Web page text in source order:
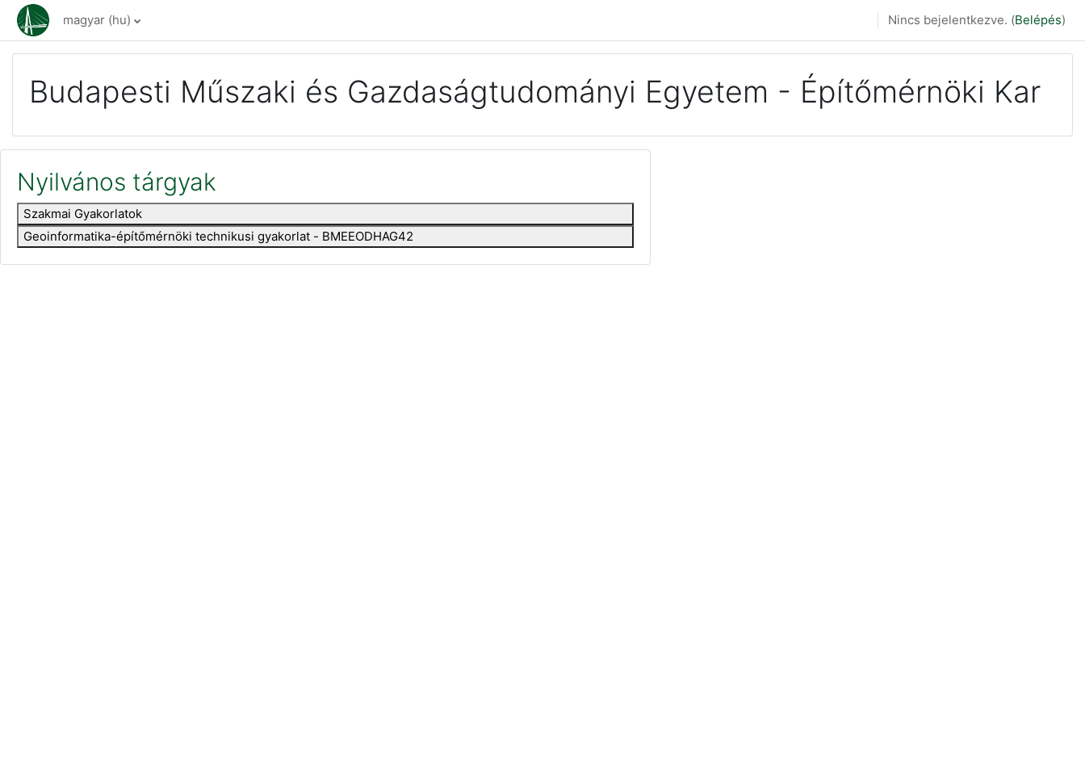
Tovább a fő tartalomhoz
magyar ‎(hu)‎ Nincs bejelentkezve. (Belépés)
Budapesti Műszaki és Gazdaságtudományi Egyetem - Építőmérnöki Kar
Nyilvános tárgyak
Szakmai Gyakorlatok
Geoinformatika-építőmérnöki technikusi gyakorlat - BMEEODHAG42